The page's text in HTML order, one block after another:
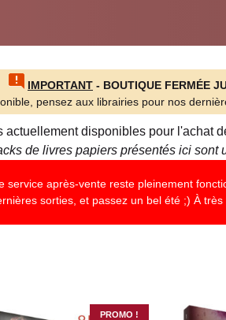
IMPORTANT - BOUTIQUE FERMÉE
pensez aux librairies pour nos
disponibles pour
de livres papiers présentés ici sont
service après-vente reste pleinement
sorties, et passez un bel été ;) À très
PROMO !